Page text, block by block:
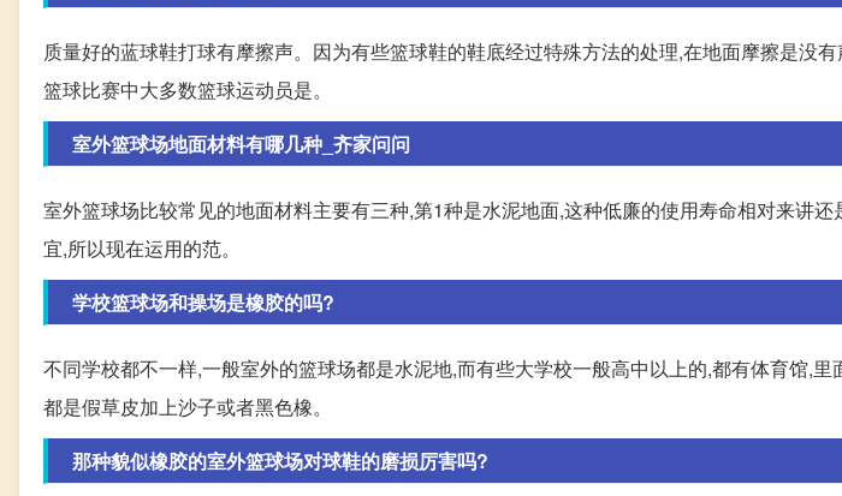
质量好的蓝球鞋打球有摩擦声。因为有些篮球鞋的鞋底经过特殊方法的处理,在地面摩擦是没
篮球比赛中大多数篮球运动员是。
室外篮球场地面材料有哪几种_齐家问问
室外篮球场比较常见的地面材料主要有三种,第1种是水泥地面,这种低廉的使用寿命相对来讲
宜,所以现在运用的范。
学校篮球场和操场是橡胶的吗?
不同学校都不一样,一般室外的篮球场都是水泥地,而有些大学校一般高中以上的,都有体育馆,
都是假草皮加上沙子或者黑色橡。
那种貌似橡胶的室外篮球场对球鞋的磨损厉害吗?